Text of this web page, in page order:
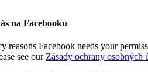
na Facebooku
reasons Facebook needs your
see our Zásady ochrany osobných